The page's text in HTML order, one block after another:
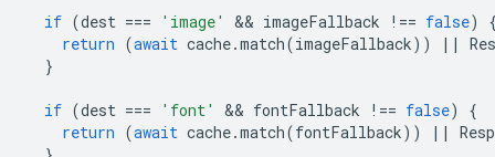
if (dest === 'image' && imageFallback !== false)
return (await cache.match(imageFallback)) ||
}
if (dest === 'font' && fontFallback !== false)
{
return (await cache.match(fontFallback)) ||